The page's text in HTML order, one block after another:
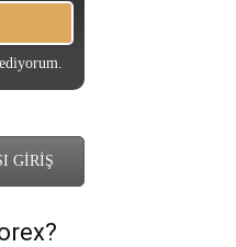
GİRİŞ